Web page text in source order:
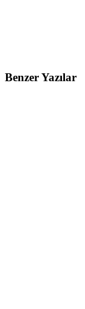
Benzer Yazılar